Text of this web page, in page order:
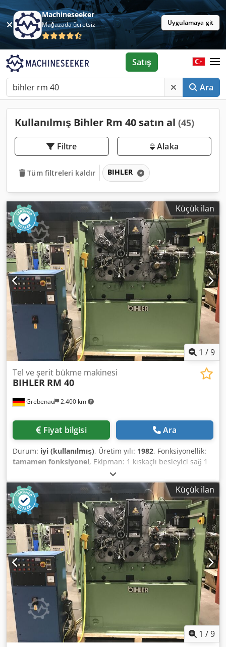
Machineseeker
Mağazada ücretsiz Uygulamaya git
Ara
Satış
Kullanılmış Bihler Rm 40 satın al (45)
Filtre Alaka
Tüm filtreleri kaldır BIHLER
Küçük ilan
1 /9
Grebenau 2.400 km
Tel ve şerit bükme makinesi
BIHLER RM 40
Fiyat bilgisi Ara
Durum: iyi (kullanılmış), Üretim yılı: 1982, Fonksiyonellik:
tamamen fonksiyonel, Ekipman: 1 kıskaçlı besleyici sağ 1
iki noktalı eksantrik pres 90 kN 3 normal slayt ünitesi 1 dar
sürgü ünitesi 1 kontrol mili Çalışma aralığı: Dcedpfx Aen E
N Ndsgnjk Tel kalınlığı aralığı: 0,5 - 4,0 mm Şerit genişliği:
60 mm'ye kadar Besleme uzunluğu: 270 mm'ye kadar Çıkış:
350/dk'ya kadar
Küçük ilan
1 /9